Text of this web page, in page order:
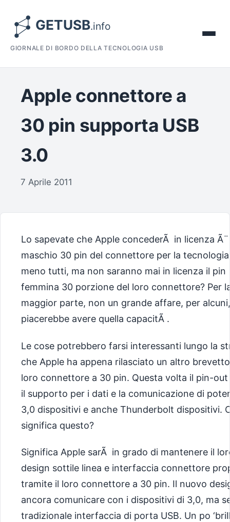
GIORNALE DI BORDO DELLA TECNOLOGIA USB
Apple connettore a
30 pin supporta USB
3.0
7 Aprile 2011
Lo sapevate che Apple concederÃ in licenza Ã¨
maschio 30 pin del connettore per la tecnologia
meno tutti, ma non saranno mai in licenza il pin
femmina 30 porzione del loro connettore? Per
maggior parte, non un grande affare, per
piacerebbe avere quella capacitÃ .
Le cose potrebbero farsi interessanti lungo la
che Apple ha appena rilasciato un altro
loro connettore a 30 pin. Questa volta il pin-out
il supporto per i dati e la comunicazione di
3,0 dispositivi e anche Thunderbolt dispositivi.
significa questo?
Significa Apple sarÃ in grado di mantenere il
design sottile linea e interfaccia connettore
tramite il loro connettore a 30 pin. Il nuovo
ancora comunicare con i dispositivi di 3,0, ma
tradizionale interfaccia di porta USB. Un po